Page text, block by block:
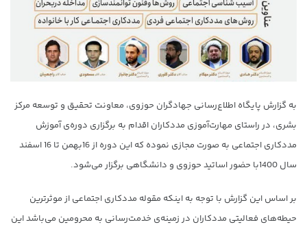
به گزارش پایگاه اطلاع‌رسانی جهادگران حوزوی، معاونت تحقیق و توسعه مرکز
بشری،‌ در راستای مهارت‌آموزی مددکاران اقدام به برگزاری دوره‌ی آموزش
مددکاری اجتماعی به صورت مجازی نموده که این دوره از 16بهمن تا 16 اسفند
سال 1400با حضور اساتید حوزوی و دانشگاهی برگزار می‌شود.
بر اساس این گزارش با توجه به اینکه مقوله مددکاری اجتماعی از موثرترین
حیطه‌های فعالیتی مددکاران در زمینه‌ی خدمت‌رسانی به محرومین می‌باشد این